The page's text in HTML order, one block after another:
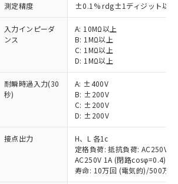
測定精度 ±0.1% rdg±1ディジット以下
入力インピーダ
ンス
A: 10MΩ以上
B: 1MΩ以上
C: 1MΩ以上
D: 1MΩ以上
耐瞬時過入力(30
秒)
A: ±400V
B: ±200V
C: ±200V
D: ±200V
接点出力
H、L 各1c
定格負荷: 抵抗負荷: AC250V
AC250V 1A (閉路cosφ=0.4)/
寿命: 10万回 (電気的)/500万